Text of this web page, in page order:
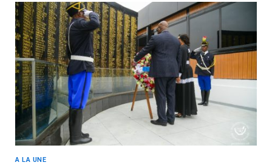
A LA UNE